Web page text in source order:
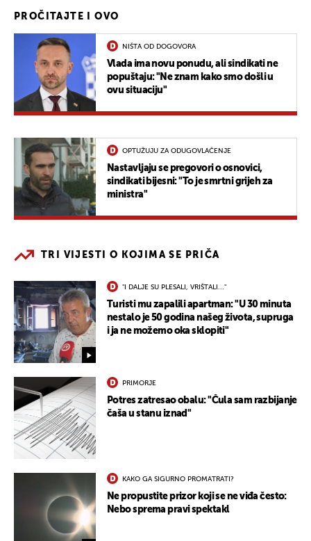
PROČITAJTE I OVO
NIŠTA OD DOGOVORA
Vlada ima novu ponudu, ali sindikati ne
popuštaju: "Ne znam kako smo došli u
ovu situaciju"
OPTUŽUJU ZA ODUGOVLAČENJE
Nastavljaju se pregovori o osnovici,
sindikati bijesni: "To je smrtni grijeh za
ministra"
TRI VIJESTI O KOJIMA SE PRIČA
"I DALJE SU PLESALI, VRIŠTALI..."
Turisti mu zapalili apartman: "U 30 minuta
nestalo je 50 godina našeg života, supruga
i ja ne možemo oka sklopiti"
PRIMORJE
Potres zatresao obalu: "Čula sam razbijanje
čaša u stanu iznad"
KAKO GA SIGURNO PROMATRATI?
Ne propustite prizor koji se ne viđa često:
Nebo sprema pravi spektakl